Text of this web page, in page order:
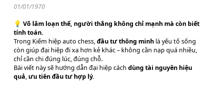
01/01/1970
💡 Võ lâm loạn thế, người thắng không chỉ mạnh mà còn biết
tính toán.
Trong Kiếm hiệp auto chess,đầu tư thông minh là yếu tố sống
còn giúp đại hiệp đi xa hơn kẻ khác – không cần nạp quá nhiều,
chỉ cần chi đúng lúc, đúng chỗ.
Bài viết này sẽ hướng dẫn đại hiệp cách dùng tài nguyên hiệu
quả, ưu tiên đầu tư hợp lý.